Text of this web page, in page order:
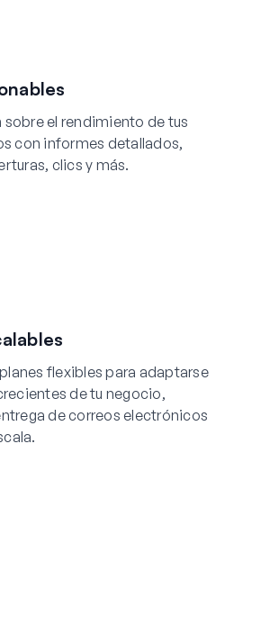
el rendimiento de tus
con informes detallados,
clics y más.
flexibles para adaptarse
de tu negocio,
de correos electrónicos